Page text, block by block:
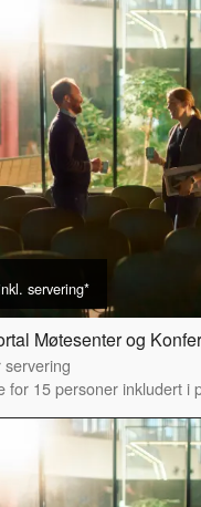
servering*
Møtesenter og
servering
for 15 personer inkludert i